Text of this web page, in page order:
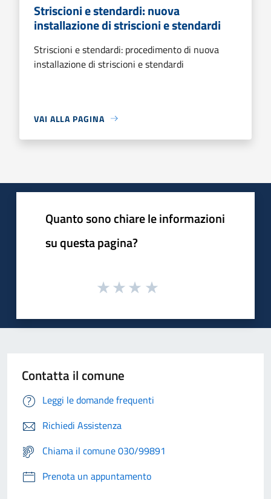
Striscioni e stendardi: nuova
installazione di striscioni e stendardi
Striscioni e stendardi: procedimento di nuova
installazione di striscioni e stendardi
VAI ALLA PAGINA
Quanto sono chiare le informazioni
su questa pagina?
Contatta il comune
Leggi le domande frequenti
Richiedi Assistenza
Chiama il comune 030/99891
Prenota un appuntamento